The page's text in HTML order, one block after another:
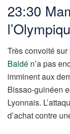
23:30
Très convoité
Baldé n’a pas
imminent aux
Bissao-guinéen
Lyonnais.
d’achat contre